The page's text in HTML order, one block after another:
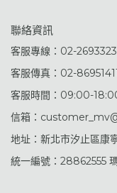
聯絡資訊
客服專線：02-
客服傳真：02-
客服時間：09:00-
信箱：
地址：新北市汐止區康
統一編號：28862555